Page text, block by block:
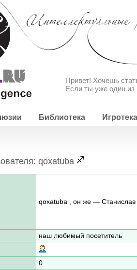
Привет! Хочешь
Если ты уже один из
Библиотека Игротека
qoxatuba
qoxatuba , он же —
наш любимый посетитель
0